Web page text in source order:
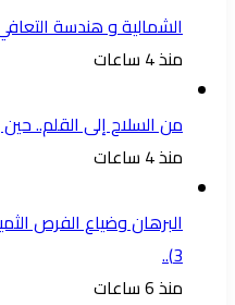
الشمالية و هندسة
منذ 4 ساعات
من السلاح إلى القلم..
منذ 4 ساعات
3)..
منذ 6 ساعات